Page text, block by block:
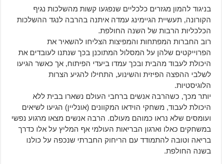
בניגוד להמון מגזרים כלכליים שנפגעו קשות מהשלכות נגיף
הקורונה, תעשיית הגיימינג עמדה איתנה בהרבה לנגד ההשלכות
הכלכליות הרבות של השנה החולפת.
רוב החברות המפתחות והמפיצות הצליחו להשאיר את
הפרוייקטים שלהן על המסלול המתוכנן בכך שנתנו לעובדים את
היכולת לעבוד מהבית ובכך עמדו ביעדי הפיתוח, אך כאשר הגיעו
לשלבי ההפצה הפיזית והשינוע, התחילו להגיע הצרות
הלוגיסטיות.
יותר מכך, כשהרבה אנשים ברחבי העולם נשארו בבית ללא
היכולת לעבוד, משחקי הוידאו המקוונים (אונליין) הגיעו לשיאים
ועומסים שלא נראו כמוהם מעולם. הרבה אנשים מצאו מרגוע נפשי
במשחקים כאלו וארגון הבריאות העולמי אף המליץ על אלו כדרך
בריאה וטובה להתמודד עם הריחוק החברתי שנכפה על כולנו
בשנה החולפת.